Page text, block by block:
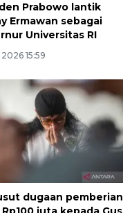
Prabowo lantik
Ermawan sebagai
Universitas RI
15:59
dugaan pemberian